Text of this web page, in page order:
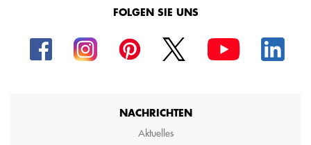
FOLGEN SIE UNS
NACHRICHTEN
Aktuelles